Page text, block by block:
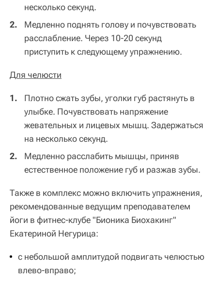
несколько секунд.
Медленно поднять голову и почувствовать
расслабление. Через 10-20 секунд
приступить к следующему упражнению.
Для челюсти
Плотно сжать зубы, уголки губ растянуть в
улыбке. Почувствовать напряжение
жевательных и лицевых мышц. Задержаться
на несколько секунд.
Медленно расслабить мышцы, приняв
естественное положение губ и разжав зубы.
Также в комплекс можно включить упражнения,
рекомендованные ведущим преподавателем
йоги в фитнес-клубе "Бионика Биохакинг"
Екатериной Негурица:
с небольшой амплитудой подвигать челюстью
влево-вправо;